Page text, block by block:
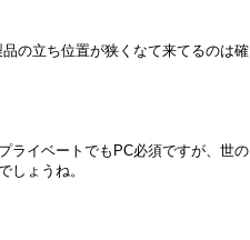
の立ち位置が狭くなて来てるのは確
ライベートでもPC必須ですが、世の
しょうね。